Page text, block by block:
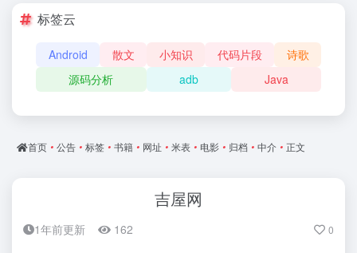
标签云
Android 散文 小知识 代码片段
诗歌
源码分析
adb Java
首页 • 公告 • 标签 • 书籍 • 网址 • 米表 • 电影 • 归档 • 中介 • 正文
吉屋网
1年前更新 162 0